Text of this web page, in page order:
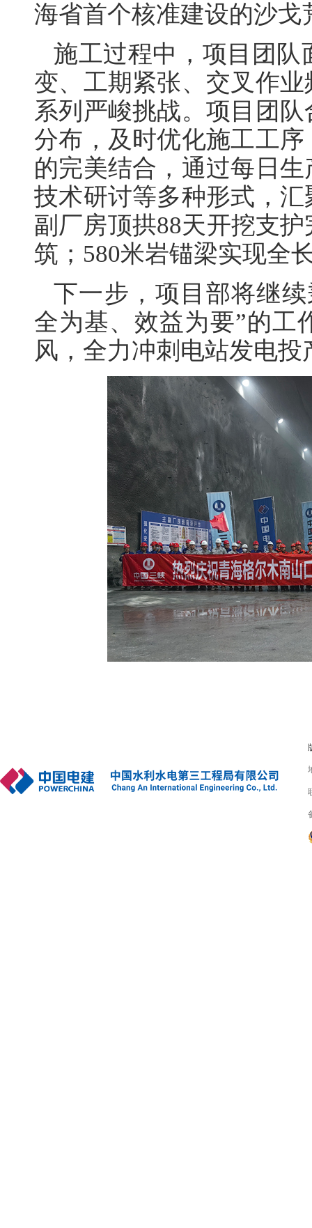
海省首个核准建设的沙
施工过程中，项目团
变、工期紧张、交叉作
系列严峻挑战。项目团
分布，及时优化施工工
的完美结合，通过每日
技术研讨等多种形式，
副厂房顶拱88天开挖支
筑；580米岩锚梁实现全
下一步，项目部将继
全为基、效益为要”的工
风，全力冲刺电站发电投